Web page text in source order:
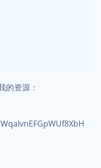
的资源：